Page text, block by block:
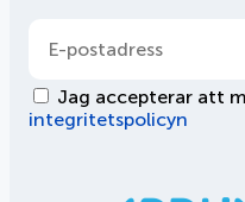
Jag accepterar att
integritetspolicyn